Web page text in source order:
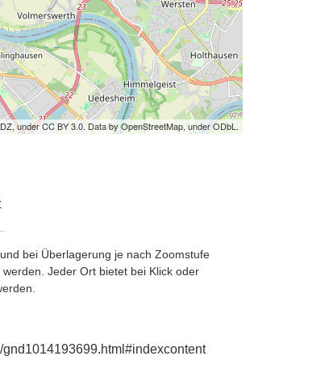
under CC BY 3.0. Data by OpenStreetMap, under ODbL.
bei Überlagerung je nach Zoomstufe
Jeder Ort bietet bei Klick oder